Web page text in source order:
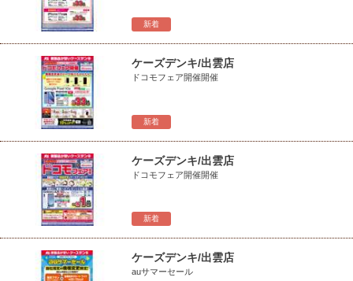
新着
新着
ケーズデンキ/出雲店
ドコモフェア開催開催
新着
ケーズデンキ/出雲店
ドコモフェア開催開催
ケーズデンキ/出雲店
auサマーセール